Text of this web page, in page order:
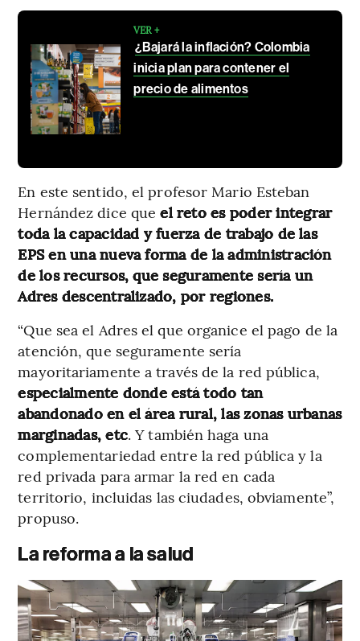
VER +
¿Bajará la inflación? Colombia
inicia plan para contener el
precio de alimentos
En este sentido, el profesor Mario Esteban
Hernández dice queel reto es poder integrar
toda la capacidad y fuerza de trabajo de las
EPS en una nueva forma de la administración
de los recursos, que seguramente sería un
Adres descentralizado, por regiones.
“Que sea el Adres el que organice el pago de la
atención, que seguramente sería
mayoritariamente a través de la red pública,
especialmente donde está todo tan
abandonado en el área rural, las zonas urbanas
marginadas, etc. Y también haga una
complementariedad entre la red pública y la
red privada para armar la red en cada
territorio, incluidas las ciudades, obviamente”,
propuso.
La reforma a la salud